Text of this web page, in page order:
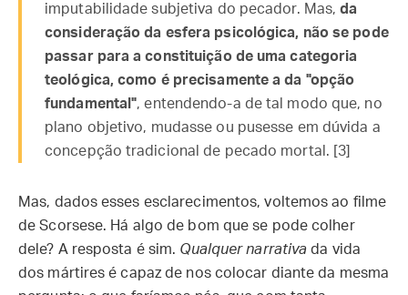
imputabilidade subjetiva do pecador. Mas,da
consideração da esfera psicológica, não se pode
passar para a constituição de uma categoria
teológica, como é precisamente a da "opção
fundamental", entendendo-a de tal modo que, no
plano objetivo, mudasse ou pusesse em dúvida a
concepção tradicional de pecado mortal. [3]
Mas, dados esses esclarecimentos, voltemos ao filme
de Scorsese. Há algo de bom que se pode colher
dele? A resposta é sim. Qualquer narrativa da vida
dos mártires é capaz de nos colocar diante da mesma